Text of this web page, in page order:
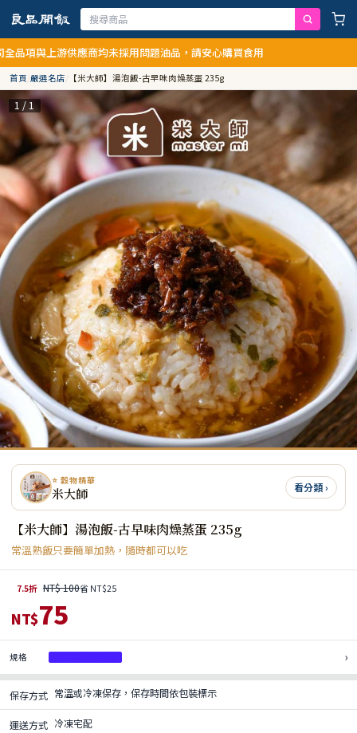
應商均未採用問題油品，請安心購買食用
首頁/嚴選名店/ 【米大師】湯泡飯-古早味肉燥蒸蛋 235g
1 / 1
⭐ 穀物精華
米大師 看分類 ›
【米大師】湯泡飯-古早味肉燥蒸蛋 235g
常溫熟飯只要簡單加熱，隨時都可以吃
7.5折 NT$ 100省 NT$25
NT$75
規格 ›
保存方式 常溫或冷凍保存，保存時間依包裝標示
運送方式 冷凍宅配